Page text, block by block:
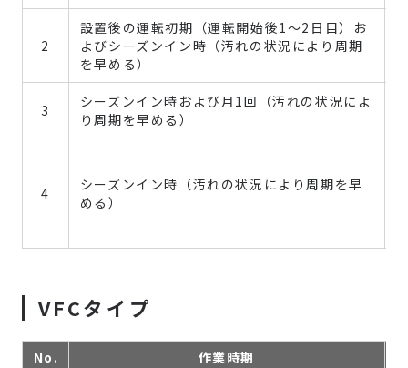
2
設置後の運転初期（運転開始後1～2日目）お
よびシーズンイン時（汚れの状況により周期
を早める）
3
シーズンイン時および月1回（汚れの状況によ
り周期を早める）
4
シーズンイン時（汚れの状況により周期を早
める）
VFCタイプ
No. 作業時期